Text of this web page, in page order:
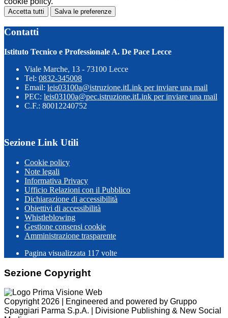
Accetta tutti Salva le preferenze
Contatti
Istituto Tecnico e Professionale A. De Pace Lecce
Viale Marche, 13 - 73100 Lecce
Tel: 0832-345008
Email: leis03100a@istruzione.itLink per inviare una mail
PEC: leis03100a@pec.istruzione.itLink per inviare una mail
C.F.: 80012240752
Sezione Link Utili
Cookie policy
Note legali
Informativa Privacy
Ufficio Relazioni con il Pubblico
Dichiarazione di accessibilità
Obiettivi di accessibilità
Whistleblowing
Gestione consensi cookie
Amministrazione trasparente
Pagina visualizzata 117 volte
Sezione Copyright
Copyright 2026 | Engineered and powered by Gruppo
Spaggiari Parma S.p.A. | Divisione Publishing & New Social